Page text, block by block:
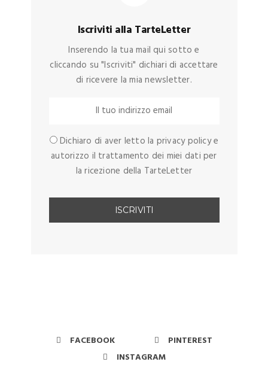
Iscriviti alla TarteLetter
Inserendo la tua mail qui sotto e
cliccando su "Iscriviti" dichiari di accettare
di ricevere la mia newsletter.
Dichiaro di aver letto la privacy policy e
autorizzo il trattamento dei miei dati per
la ricezione della TarteLetter
FACEBOOK
PINTEREST
INSTAGRAM